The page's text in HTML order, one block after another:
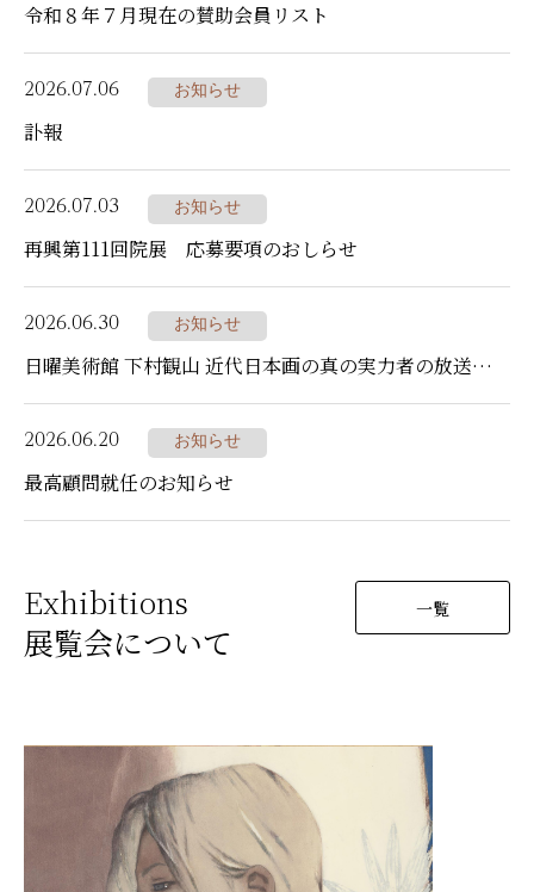
令和８年７月現在の賛助会員リスト
2026.07.06
お知らせ
訃報
2026.07.03
お知らせ
再興第111回院展 応募要項のおしらせ
2026.06.30
お知らせ
日曜美術館 下村観山 近代日本画の真の実力者の放送について
2026.06.20
お知らせ
最高顧問就任のお知らせ
Exhibitions
展覧会について
一覧